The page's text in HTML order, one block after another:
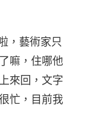
，藝術家只
嘛，住哪他
來回，文字
忙，目前我